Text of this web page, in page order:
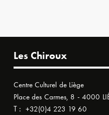
Les Chiroux
Centre Culturel de Liège
Place des Carmes, 8 - 4000
T : +32(0)4 223 19 60